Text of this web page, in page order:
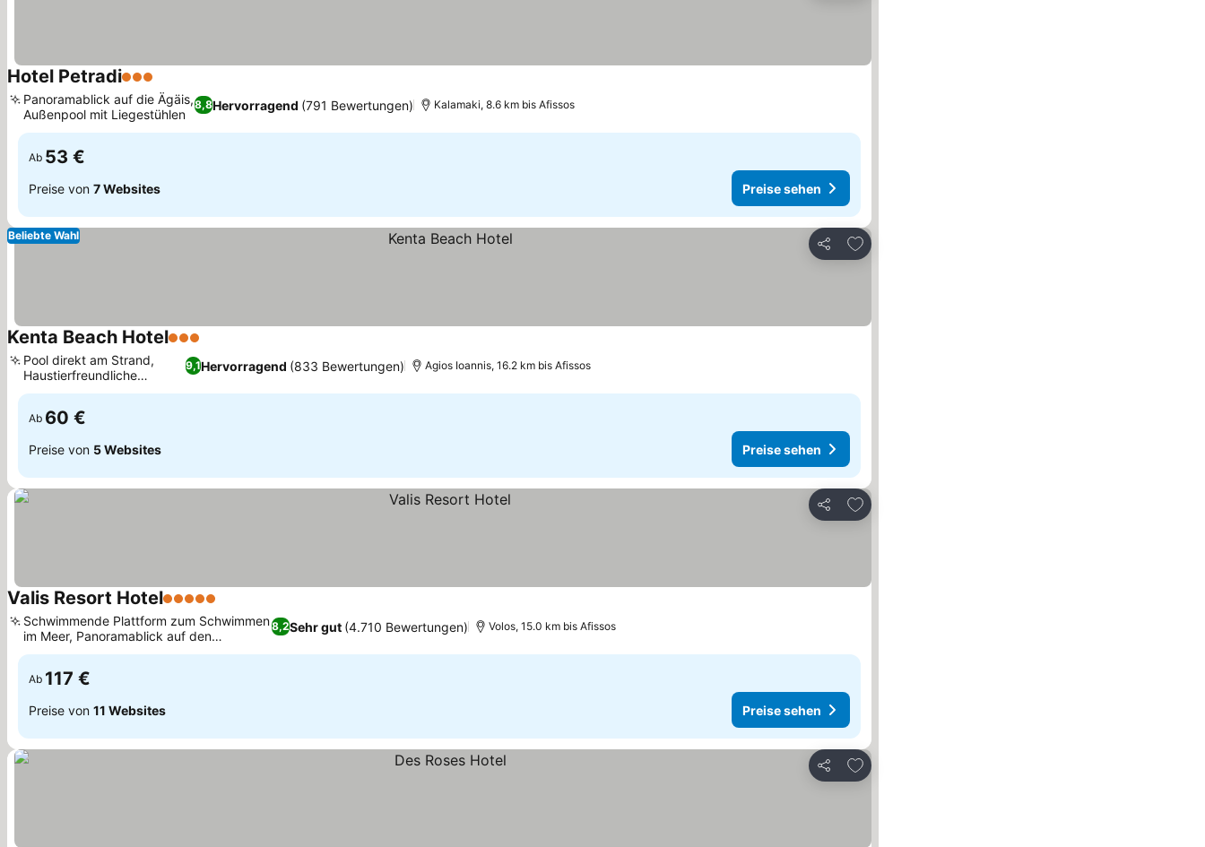
Hotel Petradi3 Sterne
8,8Hervorragend (791 Bewertungen)
Panoramablick auf die Ägäis,
Außenpool mit Liegestühlen
Kalamaki, 8.6 km bis Afissos
Ab 53 €
Preise von 7 Websites Preise sehen
Teilen
Zu Favoriten hinzufügen
Beliebte Wahl
Kenta Beach Hotel3 Sterne
9,1Hervorragend (833 Bewertungen)
Pool direkt am Strand,
Haustierfreundliche
Unterkunft
Agios Ioannis, 16.2 km bis Afissos
Ab 60 €
Preise von 5 Websites Preise sehen
Teilen
Zu Favoriten hinzufügen
Valis Resort Hotel5 Sterne
8,2Sehr gut (4.710 Bewertungen)
Schwimmende Plattform zum Schwimmen
im Meer, Panoramablick auf den
Pagasitischen Golf
Volos, 15.0 km bis Afissos
Ab 117 €
Preise von 11 Websites Preise sehen
Teilen
Zu Favoriten hinzufügen